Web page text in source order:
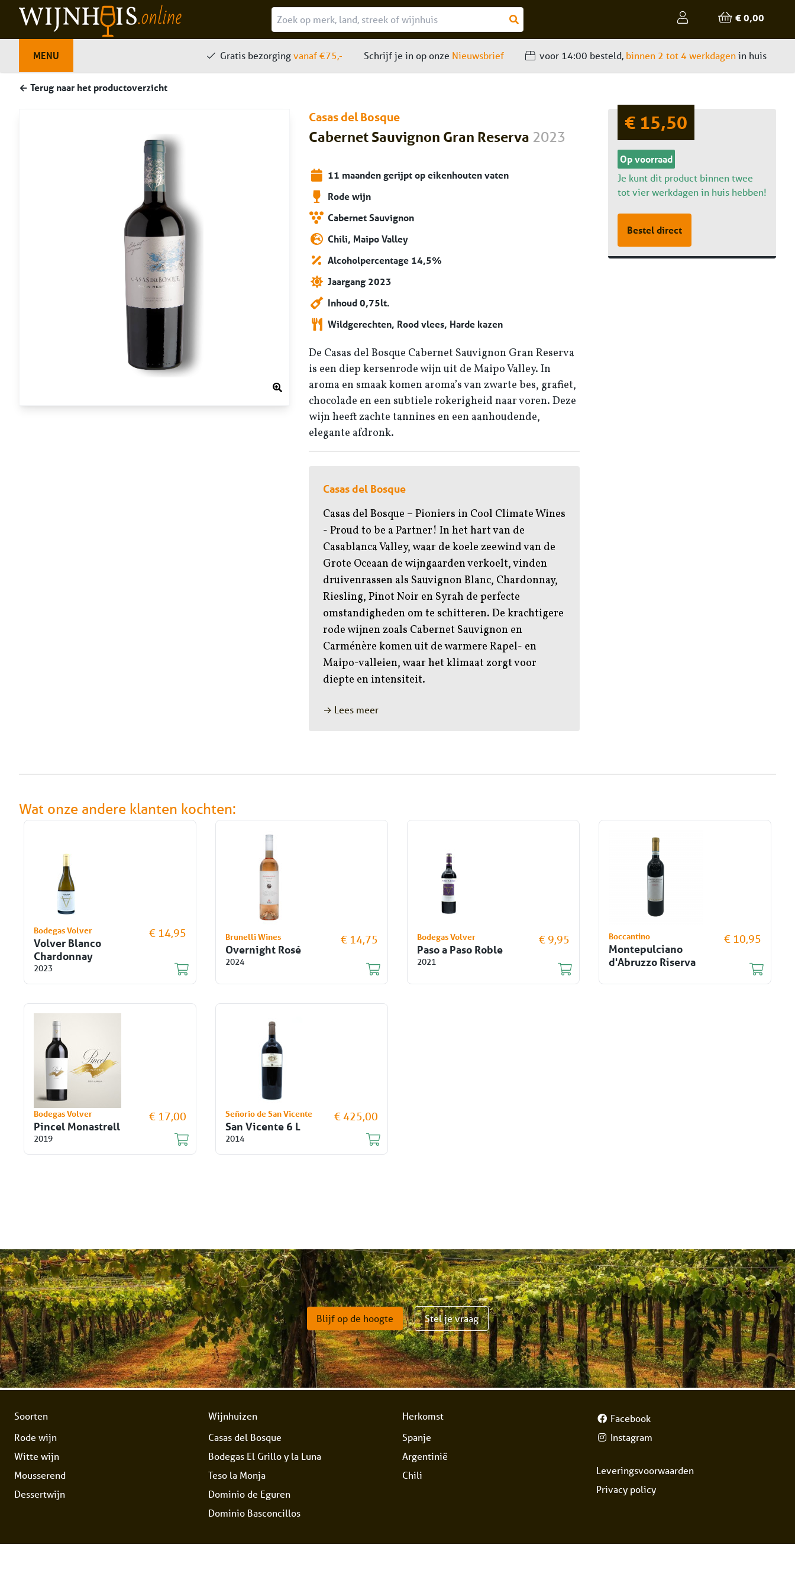
€ 0,00
MENU Gratis bezorgingvanaf €75,- Schrijf je in op onze Nieuwsbrief voor 14:00 besteld, binnen 2 tot 4 werkdagenin huis
Home Veelgestelde vragen
← Terug naar het productoverzicht
Casas del Bosque
Cabernet Sauvignon Gran Reserva 2023
11 maanden gerijpt op eikenhouten vaten
Rode wijn
Cabernet Sauvignon
Chili, Maipo Valley
Alcoholpercentage 14,5%
Jaargang 2023
Inhoud 0,75lt.
Wildgerechten, Rood vlees, Harde kazen
De Casas del Bosque Cabernet Sauvignon Gran Reserva
is een diep kersenrode wijn uit de Maipo Valley. In
aroma en smaak komen aroma’s van zwarte bes, grafiet,
chocolade en een subtiele rokerigheid naar voren. Deze
wijn heeft zachte tannines en een aanhoudende,
elegante afdronk.
Casas del Bosque
Casas del Bosque – Pioniers in Cool Climate Wines
- Proud to be a Partner! In het hart van de
Casablanca Valley, waar de koele zeewind van de
Grote Oceaan de wijngaarden verkoelt, vinden
druivenrassen als Sauvignon Blanc, Chardonnay,
Riesling, Pinot Noir en Syrah de perfecte
omstandigheden om te schitteren. De krachtigere
rode wijnen zoals Cabernet Sauvignon en
Carménère komen uit de warmere Rapel- en
Maipo-valleien, waar het klimaat zorgt voor
diepte en intensiteit.
→ Lees meer
€ 15,50
Op voorraad
Je kunt dit product binnen twee
tot vier werkdagen in huis hebben!
Bestel direct
Wat onze andere klanten kochten:
Bodegas Volver
Volver Blanco
Chardonnay
2023
€ 14,95 Brunelli Wines
Overnight Rosé
2024
€ 14,75 Bodegas Volver
Paso a Paso Roble
2021
€ 9,95 Boccantino
Montepulciano
d'Abruzzo Riserva
€ 10,95
Bodegas Volver
Pincel Monastrell
2019
€ 17,00 Señorio de San Vicente
San Vicente 6 L
2014
€ 425,00
Blijf op de hoogte Stel je vraag
Soorten
Rode wijn
Witte wijn
Mousserend
Dessertwijn
Wijnhuizen
Casas del Bosque
Bodegas El Grillo y la Luna
Teso la Monja
Dominio de Eguren
Dominio Basconcillos
Herkomst
Spanje
Argentinië
Chili
Facebook
Instagram
Leveringsvoorwaarden
Privacy policy